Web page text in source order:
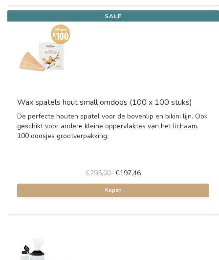
SALE
Wax spatels hout small omdoos (100 x 100 stuks)
De perfecte houten spatel voor de bovenlip en bikini lijn. Ook
geschikt voor andere kleine oppervlaktes van het lichaam.
100 doosjes grootverpakking.
€295,00 €197,46
Kopen